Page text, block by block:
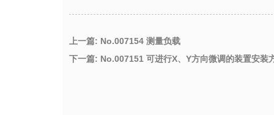
上一篇: No.007154 测量负载
下一篇: No.007151 可进行X、Y方向微调的装置安装